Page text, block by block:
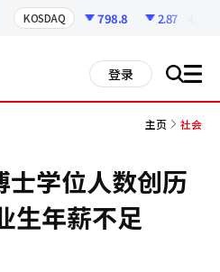
KOSDAQ 798.8 2.87 -0.36%
登录 搜 all
主页 社会
士学位人数创历
生年薪不足